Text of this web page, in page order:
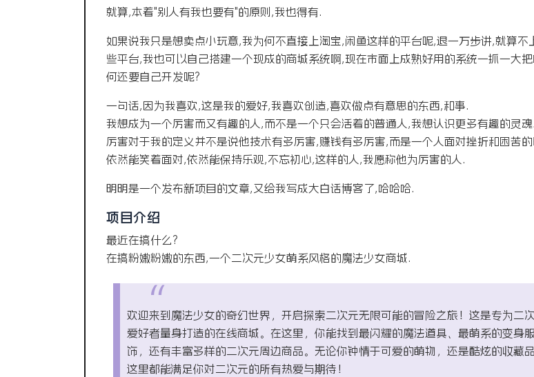
就算,本着"别人有我也要有"的原则,我也得有.
如果说我只是想卖点小玩意,我为何不直接上淘宝,闲鱼这样的平台呢,退一万步讲,就算不
些平台,我也可以自己搭建一个现成的商城系统啊,现在市面上成熟好用的系统一抓一大把
何还要自己开发呢?
一句话,因为我喜欢,这是我的爱好,我喜欢创造,喜欢做点有意思的东西,和事.
我想成为一个厉害而又有趣的人,而不是一个只会活着的普通人,我想认识更多有趣的灵魂.
厉害对于我的定义并不是说他技术有多厉害,赚钱有多厉害,而是一个人面对挫折和困苦的
依然能笑着面对,依然能保持乐观,不忘初心,这样的人,我愿称他为厉害的人.
明明是一个发布新项目的文章,又给我写成大白话博客了,哈哈哈.
项目介绍
最近在搞什么?
在搞粉嫩粉嫩的东西,一个二次元少女萌系风格的魔法少女商城.
欢迎来到魔法少女的奇幻世界，开启探索二次元无限可能的冒险之旅！这是专为二
爱好者量身打造的在线商城。在这里，你能找到最闪耀的魔法道具、最萌系的变身服
饰，还有丰富多样的二次元周边商品。无论你钟情于可爱的萌物，还是酷炫的收藏品
这里都能满足你对二次元的所有热爱与期待！